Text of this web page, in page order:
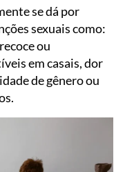
se dá por
sexuais como:
ou
em casais, dor
de gênero ou